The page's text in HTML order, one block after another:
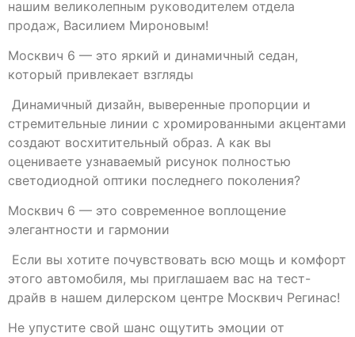
нашим великолепным руководителем отдела
продаж, Василием Мироновым!
Москвич 6 — это яркий и динамичный седан,
который привлекает взгляды
Динамичный дизайн, выверенные пропорции и
стремительные линии с хромированными акцентами
создают восхитительный образ. А как вы
оцениваете узнаваемый рисунок полностью
светодиодной оптики последнего поколения?
Москвич 6 — это современное воплощение
элегантности и гармонии
Если вы хотите почувствовать всю мощь и комфорт
этого автомобиля, мы приглашаем вас на тест-
драйв в нашем дилерском центре Москвич Регинас!
Не упустите свой шанс ощутить эмоции от